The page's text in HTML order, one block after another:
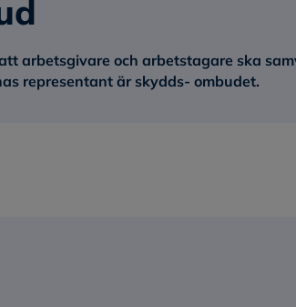
arbetsgivare och arbetstagare ska
representant är skydds- ombudet.